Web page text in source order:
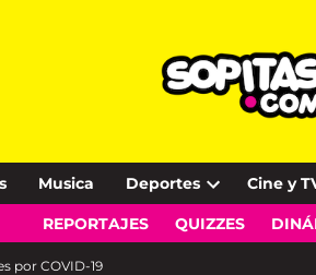
Musica Deportes
Open
dropdown
Cine y
REPORTAJES QUIZZES
por COVID-19